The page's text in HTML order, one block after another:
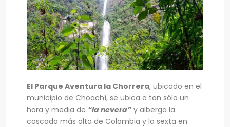
El Parque Aventura la Chorrera, ubicado en el
municipio de Choachí, se ubica a tan sólo un
hora y media de “la nevera” y alberga la
cascada más alta de Colombia y la sexta en